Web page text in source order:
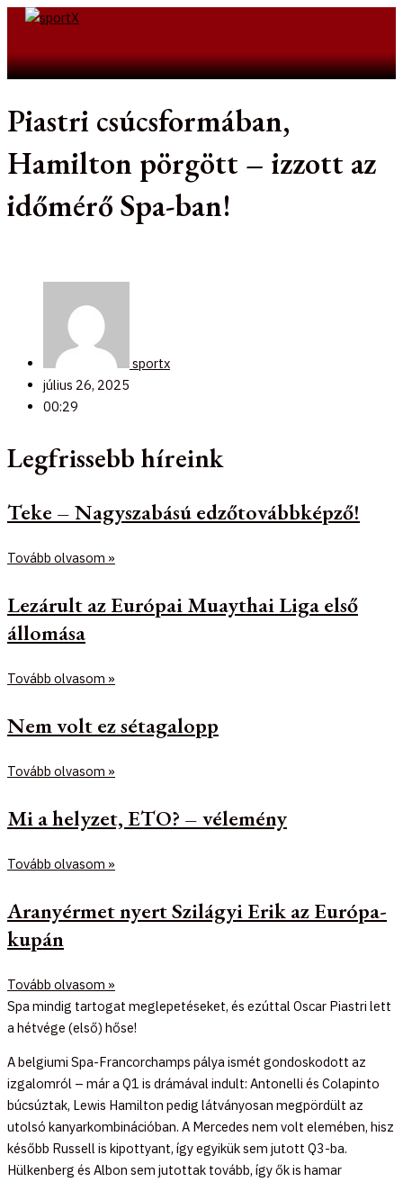
Skip
Piastri csúcsformában,
Hamilton pörgött – izzott az
időmérő Spa-ban!
sportx
július 26, 2025
00:29
Legfrissebb híreink
Teke – Nagyszabású edzőtovábbképző!
Tovább olvasom »
Lezárult az Európai Muaythai Liga első
állomása
Tovább olvasom »
Nem volt ez sétagalopp
Tovább olvasom »
Mi a helyzet, ETO? – vélemény
Tovább olvasom »
Aranyérmet nyert Szilágyi Erik az Európa-
kupán
Tovább olvasom »
Spa mindig tartogat meglepetéseket, és ezúttal Oscar Piastri lett
a hétvége (első) hőse!
A belgiumi Spa-Francorchamps pálya ismét gondoskodott az
izgalomról – már a Q1 is drámával indult: Antonelli és Colapinto
búcsúztak, Lewis Hamilton pedig látványosan megpördült az
utolsó kanyarkombinációban. A Mercedes nem volt elemében, hisz
később Russell is kipottyant, így egyikük sem jutott Q3-ba.
Hülkenberg és Albon sem jutottak tovább, így ők is hamar